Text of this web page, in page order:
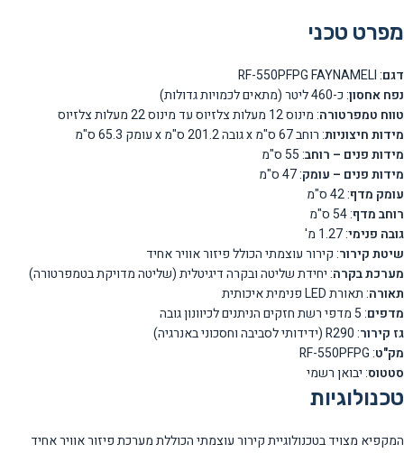
מפרט טכני
דגם: RF-550PFPG FAYNAMELI
נפח אחסון: כ-460 ליטר (מתאים לכמויות גדולות)
טווח טמפרטורה: מינוס 12 מעלות צלזיוס עד מינוס 22 מעלות צלזיוס
מידות חיצוניות: רוחב 67 ס"מ x גובה 201.2 ס"מ x עומק 65.3 ס"מ
מידות פנים – רוחב: 55 ס"מ
מידות פנים – עומק: 47 ס"מ
עומק מדף: 42 ס"מ
רוחב מדף: 54 ס"מ
גובה פנימי: 1.27 מ'
שיטת קירור: קירור עוצמתי הכולל פיזור אוויר אחיד
מערכת בקרה: יחידת שליטה ובקרה דיגיטלית (שליטה מדויקת בטמפרטורה)
תאורה: תאורת LED פנימית איכותית
מדפים: 5 מדפי רשת חזקים הניתנים לכיוונון גובה
גז קירור: R290 (ידידותי לסביבה וחסכוני באנרגיה)
מק"ט: RF-550PFPG
סטטוס: יבואן רשמי
טכנולוגיות
המקפיא מצויד בטכנולוגיית קירור עוצמתי הכוללת מערכת פיזור אוויר אחיד